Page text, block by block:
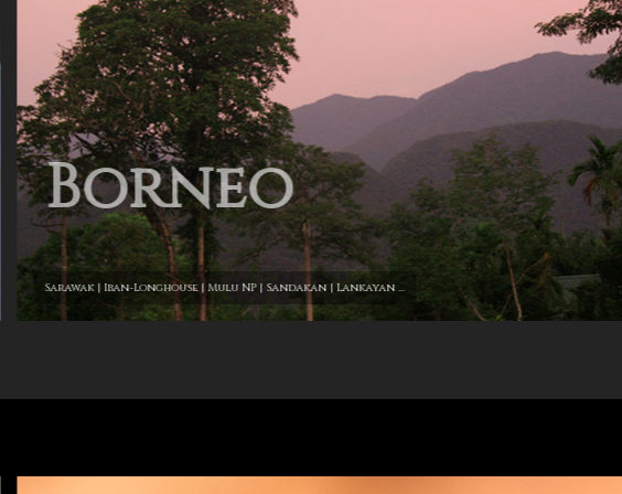
Borneo
Sarawak | Iban-Longhouse | Mulu NP | Sandakan | Lankayan ...